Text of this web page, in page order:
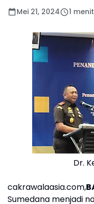
Mei 21, 2024 1
Dr.
cakrawalaasia.com,
Sumedana menjadi